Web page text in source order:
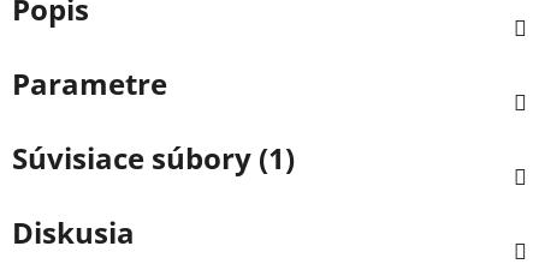
Popis
Parametre
Súvisiace súbory (1)
Diskusia